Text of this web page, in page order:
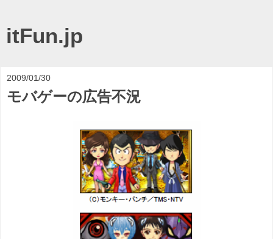
itFun.jp
2009/01/30
モバゲーの広告不況